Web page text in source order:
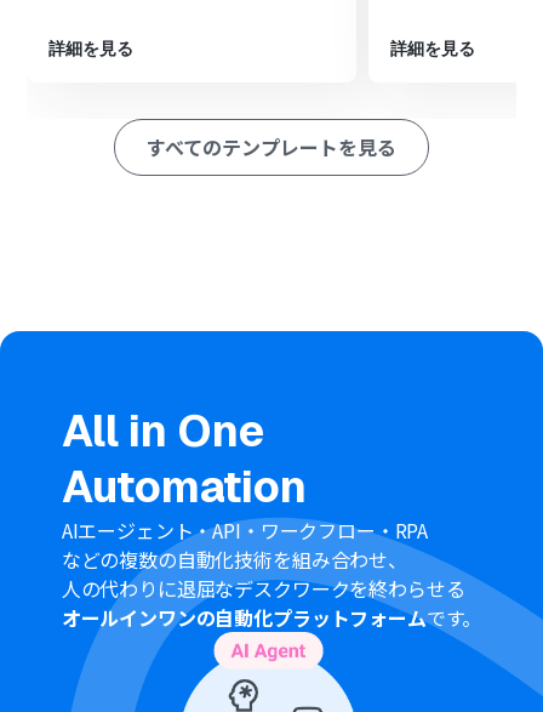
※「トリガー」：フロー起動のきっかけとなるアクション、「オ
■このワークフローのカスタムポイント
フォームトリガーで設定するフォームのタイトルや質問内
容は、ユーザーの運用に合わせて任意で編集が可能です。
てください。
する可能性があります。
「同じ処理を繰り返す」オペレーション間の操作は、チ
ームプラン・サクセスプランでのみご利用いただける機能
となっております。フリープラン・ミニプランの場合は設
定しているフローボットのオペレーションやデータコネ
クトはエラーとなりますので、ご注意ください。
チームプランやサクセスプランなどの有料プランは、2週
間の無料トライアルを行うことが可能です。無料トライア
ル中には制限対象のアプリや機能（オペレーション）を
使用することができます。
詳細を見る 詳細を見る
すべてのテンプレートを見る
All in One
Automation
AIエージェント・API・ワークフロー・RPA
などの複数の自動化技術を組み合わせ、
人の代わりに退屈なデスクワークを終わらせる
オールインワンの自動化プラットフォームです。